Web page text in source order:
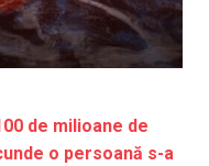
de milioane de
o persoană s-a